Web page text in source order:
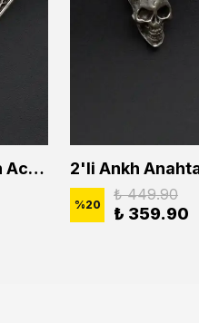
2'li Anime Attack On Titan Acrylic Maria Anime Naruto Erkek Kadın Kolye Seti
%20
₺ 449.90
₺ 359.90